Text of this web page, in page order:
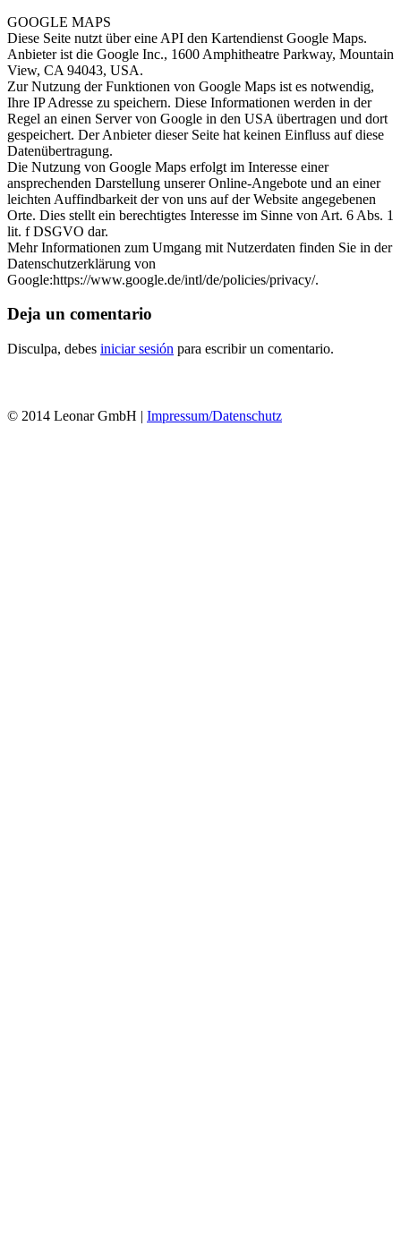
GOOGLE MAPS
Diese Seite nutzt über eine API den Kartendienst Google Maps.
Anbieter ist die Google Inc., 1600 Amphitheatre Parkway, Mountain
View, CA 94043, USA.
Zur Nutzung der Funktionen von Google Maps ist es notwendig,
Ihre IP Adresse zu speichern. Diese Informationen werden in der
Regel an einen Server von Google in den USA übertragen und dort
gespeichert. Der Anbieter dieser Seite hat keinen Einfluss auf diese
Datenübertragung.
Die Nutzung von Google Maps erfolgt im Interesse einer
ansprechenden Darstellung unserer Online-Angebote und an einer
leichten Auffindbarkeit der von uns auf der Website angegebenen
Orte. Dies stellt ein berechtigtes Interesse im Sinne von Art. 6 Abs. 1
lit. f DSGVO dar.
Mehr Informationen zum Umgang mit Nutzerdaten finden Sie in der
Datenschutzerklärung von
Google:https://www.google.de/intl/de/policies/privacy/.
Deja un comentario
Disculpa, debes iniciar sesión para escribir un comentario.
© 2014 Leonar GmbH | Impressum/Datenschutz